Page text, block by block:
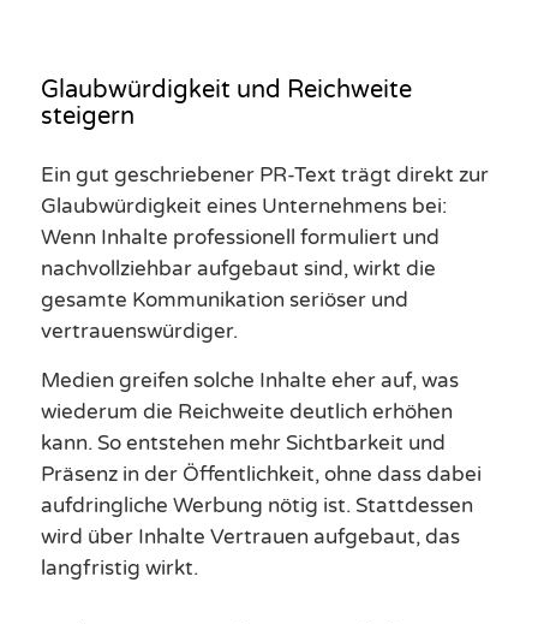
Glaubwürdigkeit und Reichweite
steigern
Ein gut geschriebener PR-Text trägt direkt zur
Glaubwürdigkeit eines Unternehmens bei:
Wenn Inhalte professionell formuliert und
nachvollziehbar aufgebaut sind, wirkt die
gesamte Kommunikation seriöser und
vertrauenswürdiger.
Medien greifen solche Inhalte eher auf, was
wiederum die Reichweite deutlich erhöhen
kann. So entstehen mehr Sichtbarkeit und
Präsenz in der Öffentlichkeit, ohne dass dabei
aufdringliche Werbung nötig ist. Stattdessen
wird über Inhalte Vertrauen aufgebaut, das
langfristig wirkt.